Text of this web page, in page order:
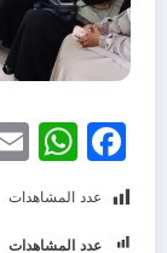
عدد المشاهدات
عدد المشاهدات